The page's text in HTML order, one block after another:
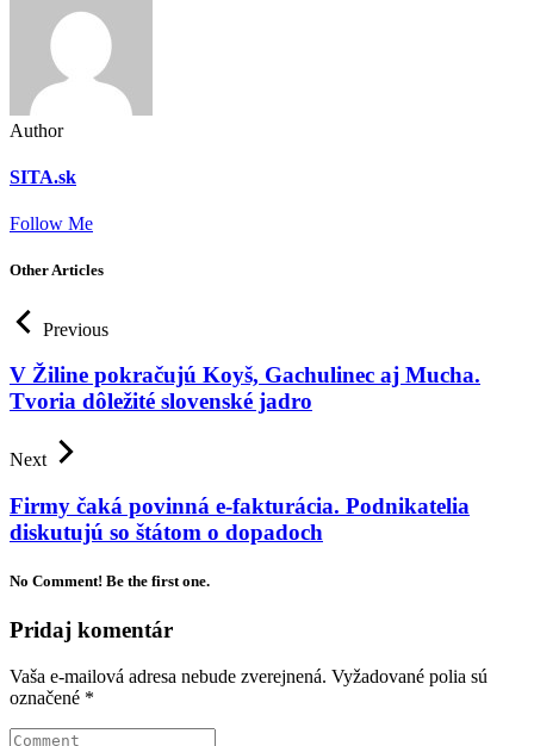
Author
SITA.sk
Follow Me
Other Articles
Previous
V Žiline pokračujú Koyš, Gachulinec aj Mucha.
Tvoria dôležité slovenské jadro
Next
Firmy čaká povinná e-fakturácia. Podnikatelia
diskutujú so štátom o dopadoch
No Comment! Be the first one.
Pridaj komentár
Vaša e-mailová adresa nebude zverejnená. Vyžadované polia sú
označené *